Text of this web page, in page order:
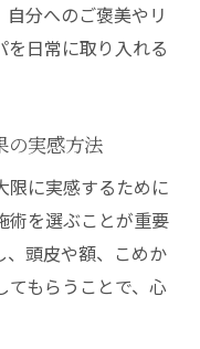
分へのご褒美やリ
を日常に取り入れる
の実感方法
限に実感するために
術を選ぶことが重要
、頭皮や額、こめか
てもらうことで、心